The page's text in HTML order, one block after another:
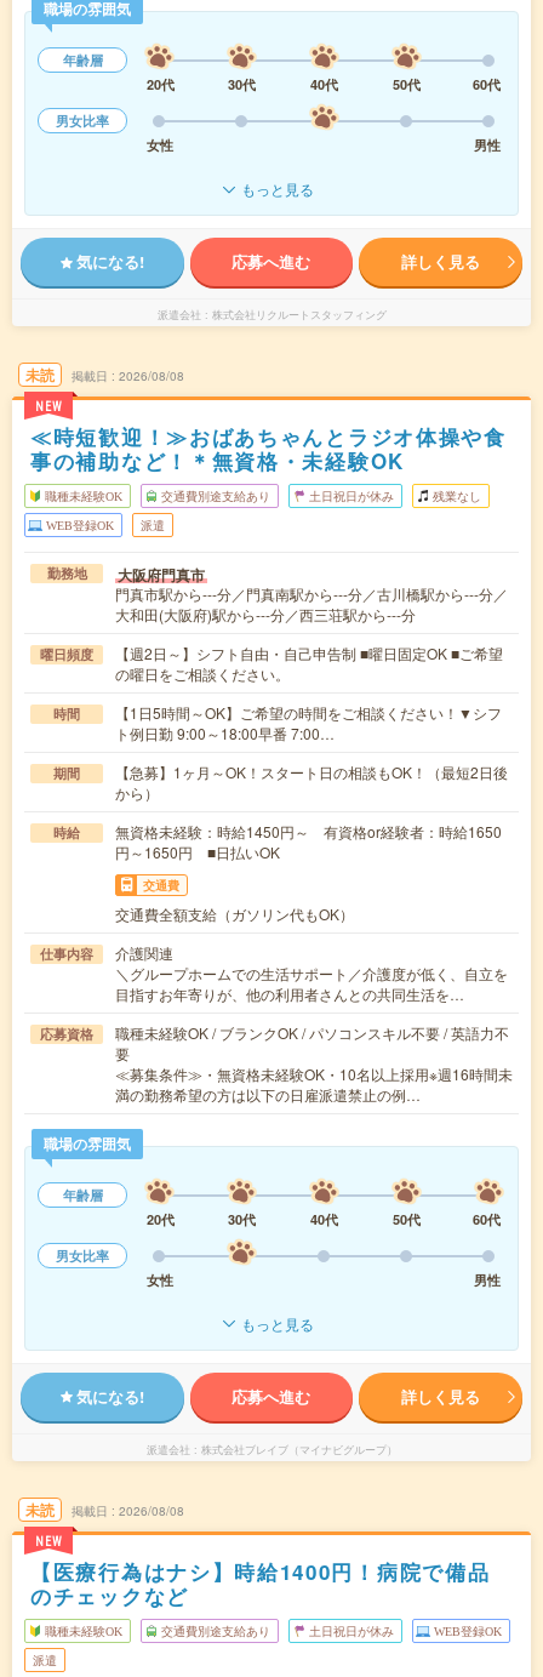
職場の雰囲気
年齢層
20代
30代 40代 50代
60代
男女比率
女性
男性
もっと見る
気になる! 応募へ進む 詳しく見る
派遣会社 株式会社リクルートスタッフィング
未読
NEW
掲載日 2026/08/08
≪時短歓迎！≫おばあちゃんとラジオ体操や食
事の補助など！＊無資格・未経験OK
職種未経験OK 交通費別途支給あり 土日祝日が休み 残業なし
WEB登録OK 派遣
勤務地 大阪府門真市
門真市駅から---分／門真南駅から---分／古川橋駅から---分／
大和田(大阪府)駅から---分／西三荘駅から---分
曜日頻度
【週2日～】シフト自由・自己申告制 ■曜日固定OK ■ご希望
の曜日をご相談ください。
時間
【1日5時間～OK】ご希望の時間をご相談ください！▼シフ
ト例日勤 9:00～18:00早番 7:00…
期間
【急募】1ヶ月～OK！スタート日の相談もOK！（最短2日後
から）
時給
無資格未経験：時給1450円～ 有資格or経験者：時給1650
円～1650円 ■日払いOK
交通費
交通費全額支給（ガソリン代もOK）
仕事内容
介護関連
＼グループホームでの生活サポート／介護度が低く、自立を
目指すお年寄りが、他の利用者さんとの共同生活を…
応募資格
職種未経験OK / ブランクOK / パソコンスキル不要 / 英語力不
要
≪募集条件≫・無資格未経験OK・10名以上採用※週16時間未
満の勤務希望の方は以下の日雇派遣禁止の例…
職場の雰囲気
年齢層
20代
30代 40代 50代
60代
男女比率
女性
男性
もっと見る
気になる! 応募へ進む 詳しく見る
派遣会社 株式会社ブレイブ（マイナビグループ）
未読
NEW
掲載日 2026/08/08
【医療行為はナシ】時給1400円！病院で備品
のチェックなど
職種未経験OK 交通費別途支給あり 土日祝日が休み WEB登録OK
派遣